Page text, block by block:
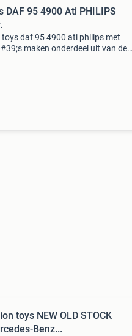
DAF 95 4900 Ati PHILIPS
toys daf 95 4900 ati philips met
maken onderdeel uit van de
toys NEW OLD STOCK
Benz...